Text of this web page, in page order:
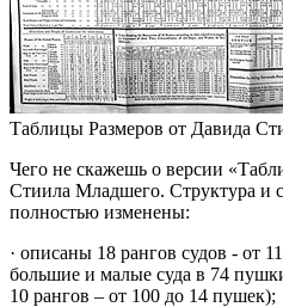
Таблицы Размеров от Давида
Чего не скажешь о версии
Стиила Младшего. Структура и
полностью изменены:
· описаны 18 рангов судов - от
большие и малые суда в 74
10 рангов – от 100 до 14 пушек);